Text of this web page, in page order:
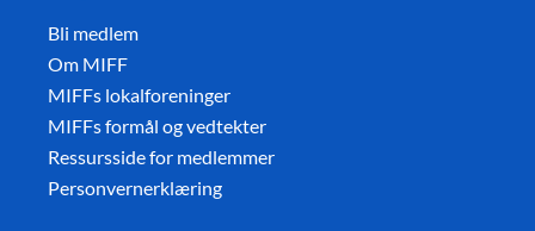
Bli medlem
Om MIFF
MIFFs lokalforeninger
MIFFs formål og vedtekter
Ressursside for medlemmer
Personvernerklæring